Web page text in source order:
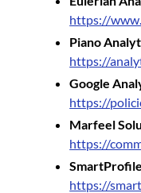
https://
Piano
https://
Google
https://
Marfeel
https://
https://